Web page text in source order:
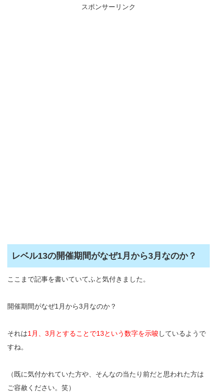
スポンサーリンク
レベル13の開催期間がなぜ1月から3月なのか？
ここまで記事を書いていてふと気付きました。
開催期間がなぜ1月から3月なのか？
それは1月、3月とすることで13という数字を示唆しているようで
すね。
（既に気付かれていた方や、そんなの当たり前だと思われた方は
ご容赦ください。笑）